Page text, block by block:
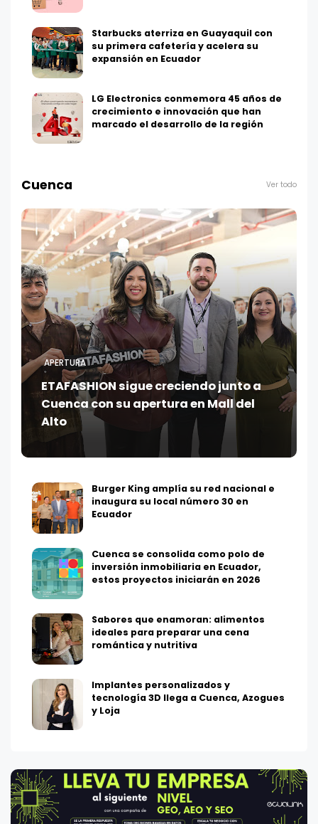
Starbucks aterriza en Guayaquil con
su primera cafetería y acelera su
expansión en Ecuador
LG Electronics conmemora 45 años de
crecimiento e innovación que han
marcado el desarrollo de la región
Cuenca Ver todo
APERTURA
ETAFASHION sigue creciendo junto a
Cuenca con su apertura en Mall del
Alto
Burger King amplía su red nacional e
inaugura su local número 30 en
Ecuador
Cuenca se consolida como polo de
inversión inmobiliaria en Ecuador,
estos proyectos iniciarán en 2026
Sabores que enamoran: alimentos
ideales para preparar una cena
romántica y nutritiva
Implantes personalizados y
tecnología 3D llega a Cuenca, Azogues
y Loja